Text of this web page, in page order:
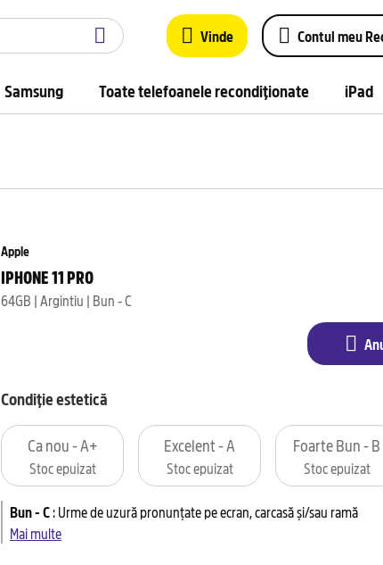
Vinde Contul meu
Samsung Toate telefoanele recondiționate iPad
Apple
IPHONE 11 PRO
64GB | Argintiu | Bun - C
Condiție estetică
Ca nou - A+
Stoc epuizat
Excelent - A
Stoc epuizat
Foarte Bun - B
Stoc epuizat
Bun - C:Urme de uzură pronunțate pe ecran, carcasă și/sau ramă
Mai multe